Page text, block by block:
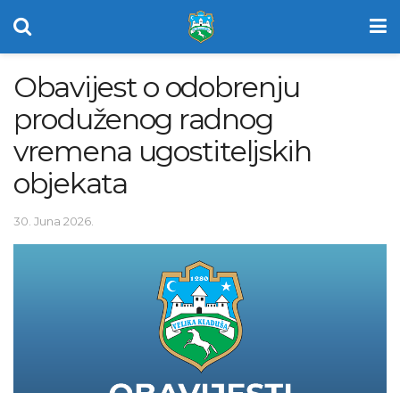
Obavijest o odobrenju
produženog radnog
vremena ugostiteljskih
objekata
30. Juna 2026.